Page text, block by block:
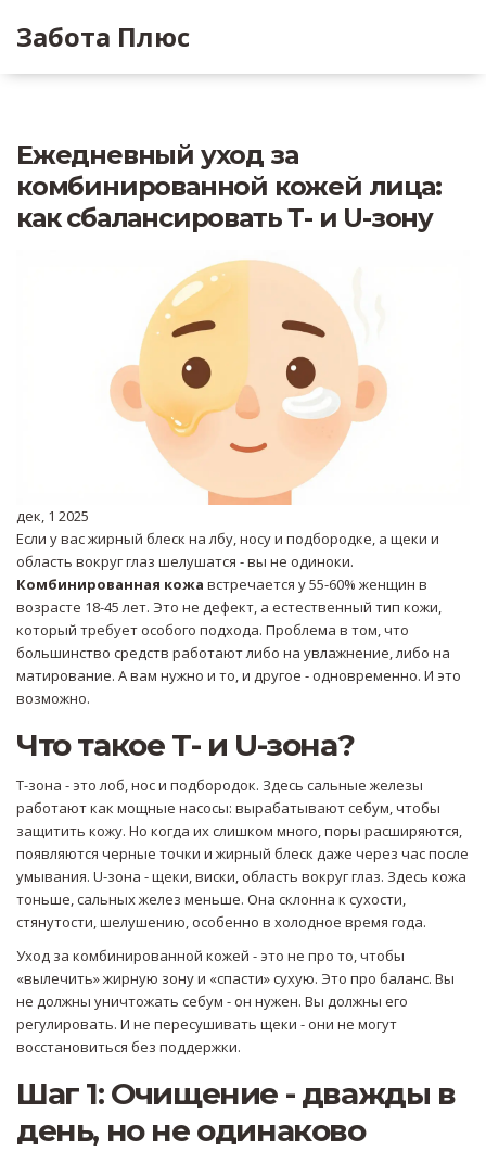
Забота Плюс
Ежедневный уход за
комбинированной кожей лица:
как сбалансировать Т- и U-зону
дек, 1 2025
Если у вас жирный блеск на лбу, носу и подбородке, а щеки и
область вокруг глаз шелушатся - вы не одиноки.
Комбинированная кожа встречается у 55-60% женщин в
возрасте 18-45 лет. Это не дефект, а естественный тип кожи,
который требует особого подхода. Проблема в том, что
большинство средств работают либо на увлажнение, либо на
матирование. А вам нужно и то, и другое - одновременно. И это
возможно.
Что такое Т- и U-зона?
Т-зона - это лоб, нос и подбородок. Здесь сальные железы
работают как мощные насосы: вырабатывают себум, чтобы
защитить кожу. Но когда их слишком много, поры расширяются,
появляются черные точки и жирный блеск даже через час после
умывания. U-зона - щеки, виски, область вокруг глаз. Здесь кожа
тоньше, сальных желез меньше. Она склонна к сухости,
стянутости, шелушению, особенно в холодное время года.
Уход за комбинированной кожей - это не про то, чтобы
«вылечить» жирную зону и «спасти» сухую. Это про баланс. Вы
не должны уничтожать себум - он нужен. Вы должны его
регулировать. И не пересушивать щеки - они не могут
восстановиться без поддержки.
Шаг 1: Очищение - дважды в
день, но не одинаково